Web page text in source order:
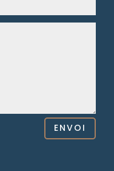
ENVOI